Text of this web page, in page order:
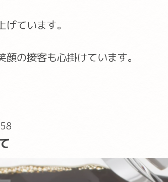
ています。
の接客も心掛けています。